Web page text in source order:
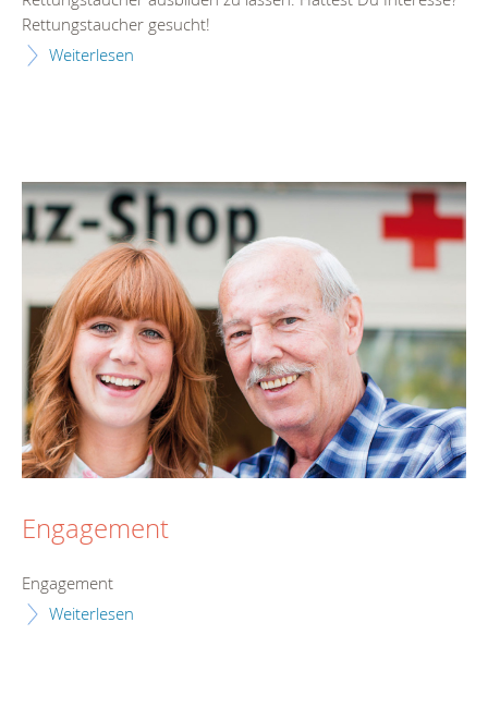
Rettungstaucher gesucht!
Weiterlesen
Engagement
Engagement
Weiterlesen